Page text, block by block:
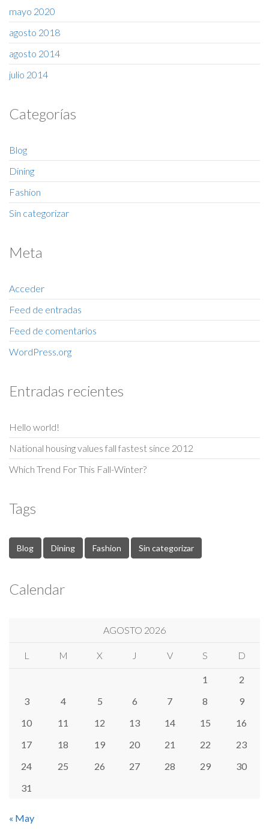
mayo 2020
agosto 2018
agosto 2014
julio 2014
Categorías
Blog
Dining
Fashion
Sin categorizar
Meta
Acceder
Feed de entradas
Feed de comentarios
WordPress.org
Entradas recientes
Hello world!
National housing values fall fastest since 2012
Which Trend For This Fall-Winter?
Tags
Blog Dining Fashion Sin categorizar
Calendar
AGOSTO 2026
L M X J V S D
1
2
3
4 5 6 7 8
9
10
11 12 13 14 15
16
17
18 19 20 21 22
23
24
25 26 27 28 29
30
31
« May